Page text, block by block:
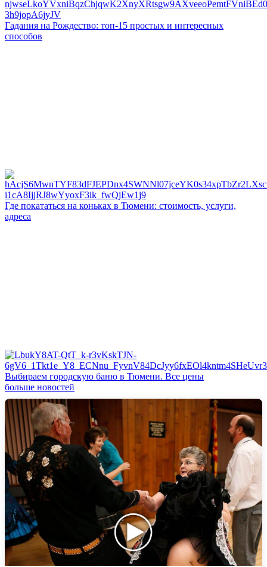
Гадания на Рождество: топ-15 простых и интересных
способов
Где покататься на коньках в Тюмени: стоимость, услуги,
адреса
Выбираем городскую баню в Тюмени. Все цены
больше новостей